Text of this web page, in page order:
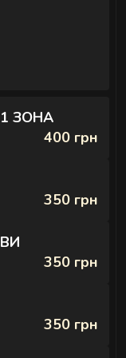
ЗОНА
400 грн
350 грн
350 грн
350 грн